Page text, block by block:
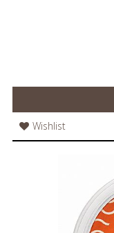
Wishlist